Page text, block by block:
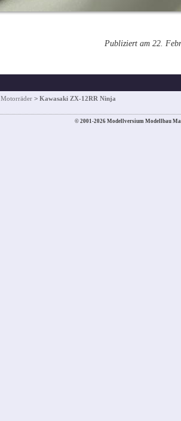
Publiziert am 22.
Motorräder > Kawasaki ZX-12RR Ninja
© 2001-2026 Modellversium Modellbau